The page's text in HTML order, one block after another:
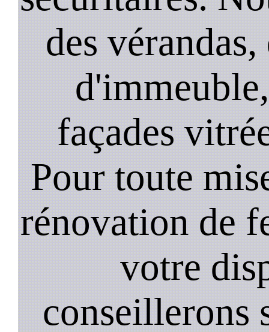
des
façades
Pour toute
rénovation de
votre
conseillerons